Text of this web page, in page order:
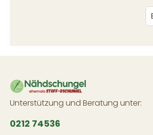
Unterstützung und Beratung unter:
0212 74536